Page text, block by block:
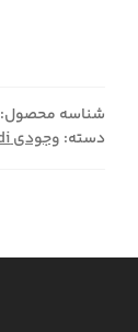
شناسه محصول:
دسته: وجودی Vojoodi